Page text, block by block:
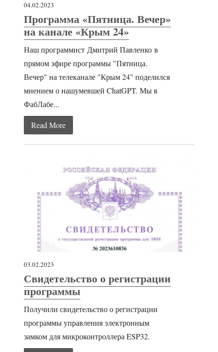
04.02.2023
Программа «Пятница. Вечер»
на канале «Крым 24»
Наш программист Дмитрий Павленко в
прямом эфире программы "Пятница.
Вечер" на телеканале "Крым 24" поделился
мнением о нашумевшей ChatGPT. Мы в
ФабЛабе...
Read More
03.02.2023
Свидетельство о регистрации
программы
Получили свидетельство о регистрации
программы управления электронным
замком для микроконтроллера ESP32.